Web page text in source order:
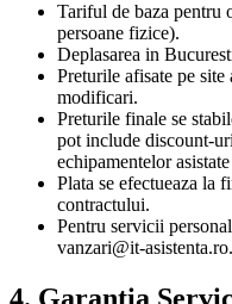
Tariful de baza pentru
persoane fizice).
Deplasarea in
Preturile afisate pe
modificari.
Preturile finale se
pot include discount-
echipamentelor
Plata se efectueaza la
contractului.
Pentru servicii
vanzari@it-asistenta.ro.